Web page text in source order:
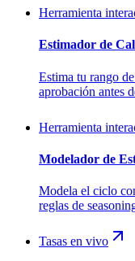
Herramienta
Estimador de
Estima tu rango
aprobación antes
Herramienta
Modelador de
Modela el ciclo
reglas de
Tasas en vivo